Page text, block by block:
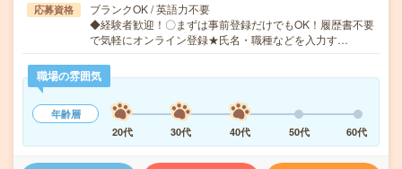
応募資格
ブランクOK / 英語力不要
◆経験者歓迎！〇まずは事前登録だけでもOK！履歴書不要
で気軽にオンライン登録★氏名・職種などを入力す…
職場の雰囲気
年齢層
20代
30代 40代 50代 60代